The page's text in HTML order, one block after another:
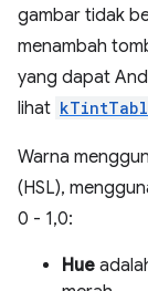
gambar tidak
menambah
yang dapat
lihat
Warna
(HSL),
0 - 1,0:
Hue